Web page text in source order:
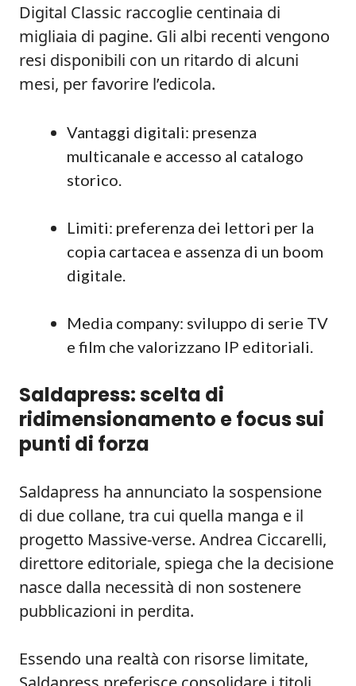
Digital Classic raccoglie centinaia di
migliaia di pagine. Gli albi recenti vengono
resi disponibili con un ritardo di alcuni
mesi, per favorire l’edicola.
Vantaggi digitali: presenza
multicanale e accesso al catalogo
storico.
Limiti: preferenza dei lettori per la
copia cartacea e assenza di un boom
digitale.
Media company: sviluppo di serie TV
e film che valorizzano IP editoriali.
Saldapress: scelta di
ridimensionamento e focus sui
punti di forza
Saldapress ha annunciato la sospensione
di due collane, tra cui quella manga e il
progetto Massive-verse. Andrea Ciccarelli,
direttore editoriale, spiega che la decisione
nasce dalla necessità di non sostenere
pubblicazioni in perdita.
Essendo una realtà con risorse limitate,